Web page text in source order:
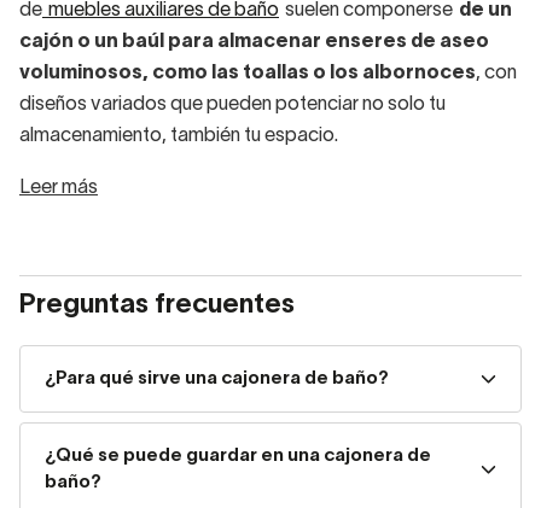
de muebles auxiliares de baño suelen componerse de un
cajón o un baúl para almacenar enseres de aseo
voluminosos, como las toallas o los albornoces, con
diseños variados que pueden potenciar no solo tu
almacenamiento, también tu espacio.
Cajoneras auxiliares para baño:
Si buscas un mueble práctico y versátil, nuestras cajoneras
ofrecengran capacidad sin ocupar demasiado
espacio .
Leer más
Preguntas frecuentes
¿Para qué sirve una cajonera de baño?
¿Qué se puede guardar en una cajonera de
baño?